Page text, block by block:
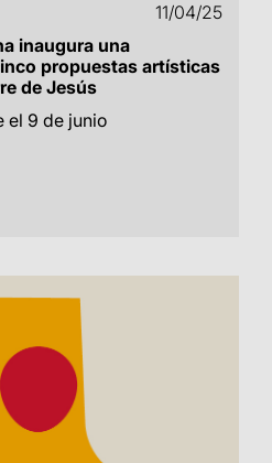
11/04/25
inaugura una
propuestas artísticas
de Jesús
el 9 de junio